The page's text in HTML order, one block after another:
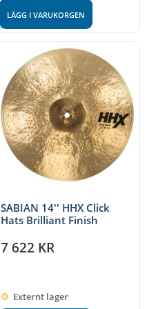
LÄGG I VARUKORGEN
SABIAN 14'' HHX Click
Hats Brilliant Finish
7 622 KR
Externt lager